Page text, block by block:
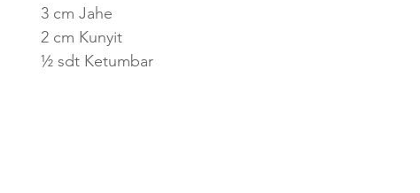
3 cm Jahe
2 cm Kunyit
½ sdt Ketumbar